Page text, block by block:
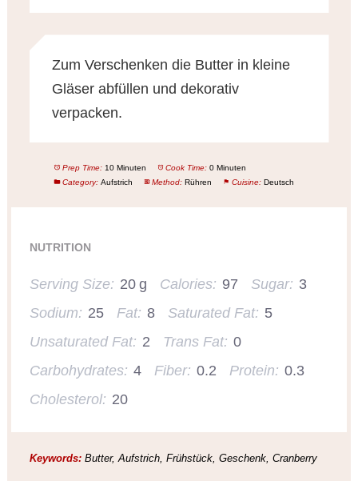
Zum Verschenken die Butter in kleine
Gläser abfüllen und dekorativ
verpacken.
Prep Time: 10 Minuten Cook Time: 0 Minuten
Category: Aufstrich Method: Rühren Cuisine: Deutsch
NUTRITION
Serving Size: 20 g Calories: 97 Sugar: 3
Sodium: 25 Fat: 8 Saturated Fat: 5
Unsaturated Fat: 2 Trans Fat: 0
Carbohydrates: 4 Fiber: 0.2 Protein: 0.3
Cholesterol: 20
Keywords:Butter, Aufstrich, Frühstück, Geschenk, Cranberry